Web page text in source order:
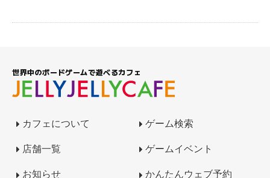
世界中のボードゲームで遊べるカフェ
カフェについて ゲーム検索
店舗一覧 ゲームイベント
お知らせ かんたんウェブ予約